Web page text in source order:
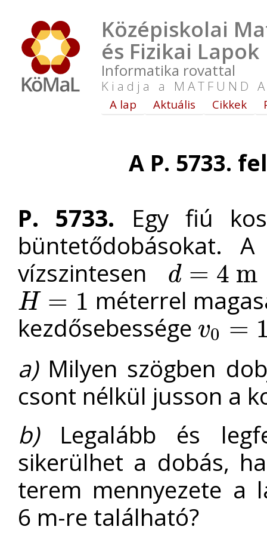
Középiskolai
és Fizikai Lapok
Informatika rovattal
Kiadja a MATFUND
A lap Aktuális Cikkek
A P. 5733.
P. 5733. Egy fiú
büntetődobásokat.
vízszintesen
d = 4 m
d= m
H = 1
H=1
méterrel
kezdősebessége v0 =
v0=10 m/s
a)Milyen szögben
csont nélkül jusson a
b)Legalább és
sikerülhet a dobás,
terem mennyezete a
6 m-re található?